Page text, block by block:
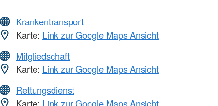
Krankentransport
Karte: Link zur Google Maps Ansicht
Mitgliedschaft
Karte: Link zur Google Maps Ansicht
Rettungsdienst
Karte: Link zur Google Maps Ansicht